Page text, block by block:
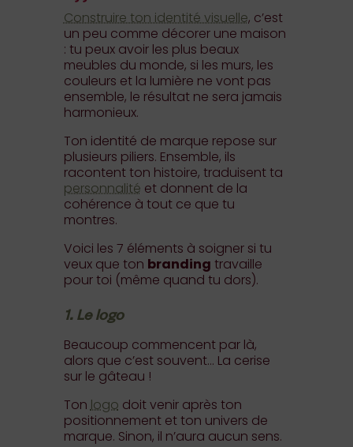
Construire ton identité visuelle, c’est
un peu comme décorer une maison
: tu peux avoir les plus beaux
meubles du monde, si les murs, les
couleurs et la lumière ne vont pas
ensemble, le résultat ne sera jamais
harmonieux.
Ton identité de marque repose sur
plusieurs piliers. Ensemble, ils
racontent ton histoire, traduisent ta
personnalité et donnent de la
cohérence à tout ce que tu
montres.
Voici les 7 éléments à soigner si tu
veux que ton branding travaille
pour toi (même quand tu dors).
1. Le logo
Beaucoup commencent par là,
alors que c’est souvent… La cerise
sur le gâteau !
Tonlogo doit venir après ton
positionnement et ton univers de
marque. Sinon, il n’aura aucun sens.